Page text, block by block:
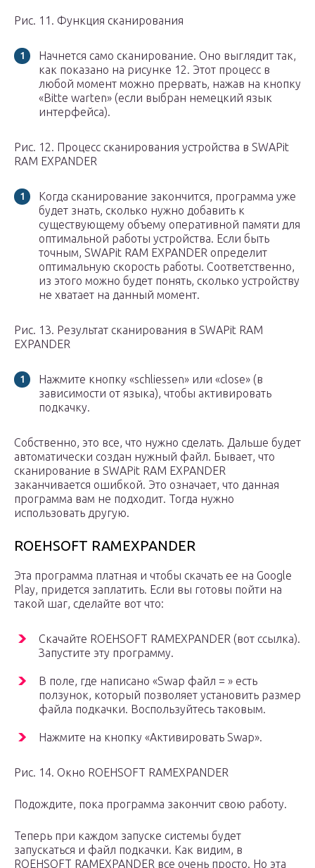
Рис. 11. Функция сканирования
Начнется само сканирование. Оно выглядит так,
как показано на рисунке 12. Этот процесс в
любой момент можно прервать, нажав на кнопку
«Bitte warten» (если выбран немецкий язык
интерфейса).
Рис. 12. Процесс сканирования устройства в SWAPit
RAM EXPANDER
Когда сканирование закончится, программа уже
будет знать, сколько нужно добавить к
существующему объему оперативной памяти для
оптимальной работы устройства. Если быть
точным, SWAPit RAM EXPANDER определит
оптимальную скорость работы. Соответственно,
из этого можно будет понять, сколько устройству
не хватает на данный момент.
Рис. 13. Результат сканирования в SWAPit RAM
EXPANDER
Нажмите кнопку «schliessen» или «close» (в
зависимости от языка), чтобы активировать
подкачку.
Собственно, это все, что нужно сделать. Дальше будет
автоматически создан нужный файл. Бывает, что
сканирование в SWAPit RAM EXPANDER
заканчивается ошибкой. Это означает, что данная
программа вам не подходит. Тогда нужно
использовать другую.
ROEHSOFT RAMEXPANDER
Эта программа платная и чтобы скачать ее на Google
Play, придется заплатить. Если вы готовы пойти на
такой шаг, сделайте вот что:
Скачайте ROEHSOFT RAMEXPANDER (вот ссылка).
Запустите эту программу.
В поле, где написано «Swap файл = » есть
ползунок, который позволяет установить размер
файла подкачки. Воспользуйтесь таковым.
Нажмите на кнопку «Активировать Swap».
Рис. 14. Окно ROEHSOFT RAMEXPANDER
Подождите, пока программа закончит свою работу.
Теперь при каждом запуске системы будет
запускаться и файл подкачки. Как видим, в
ROEHSOFT RAMEXPANDER все очень просто. Но эта